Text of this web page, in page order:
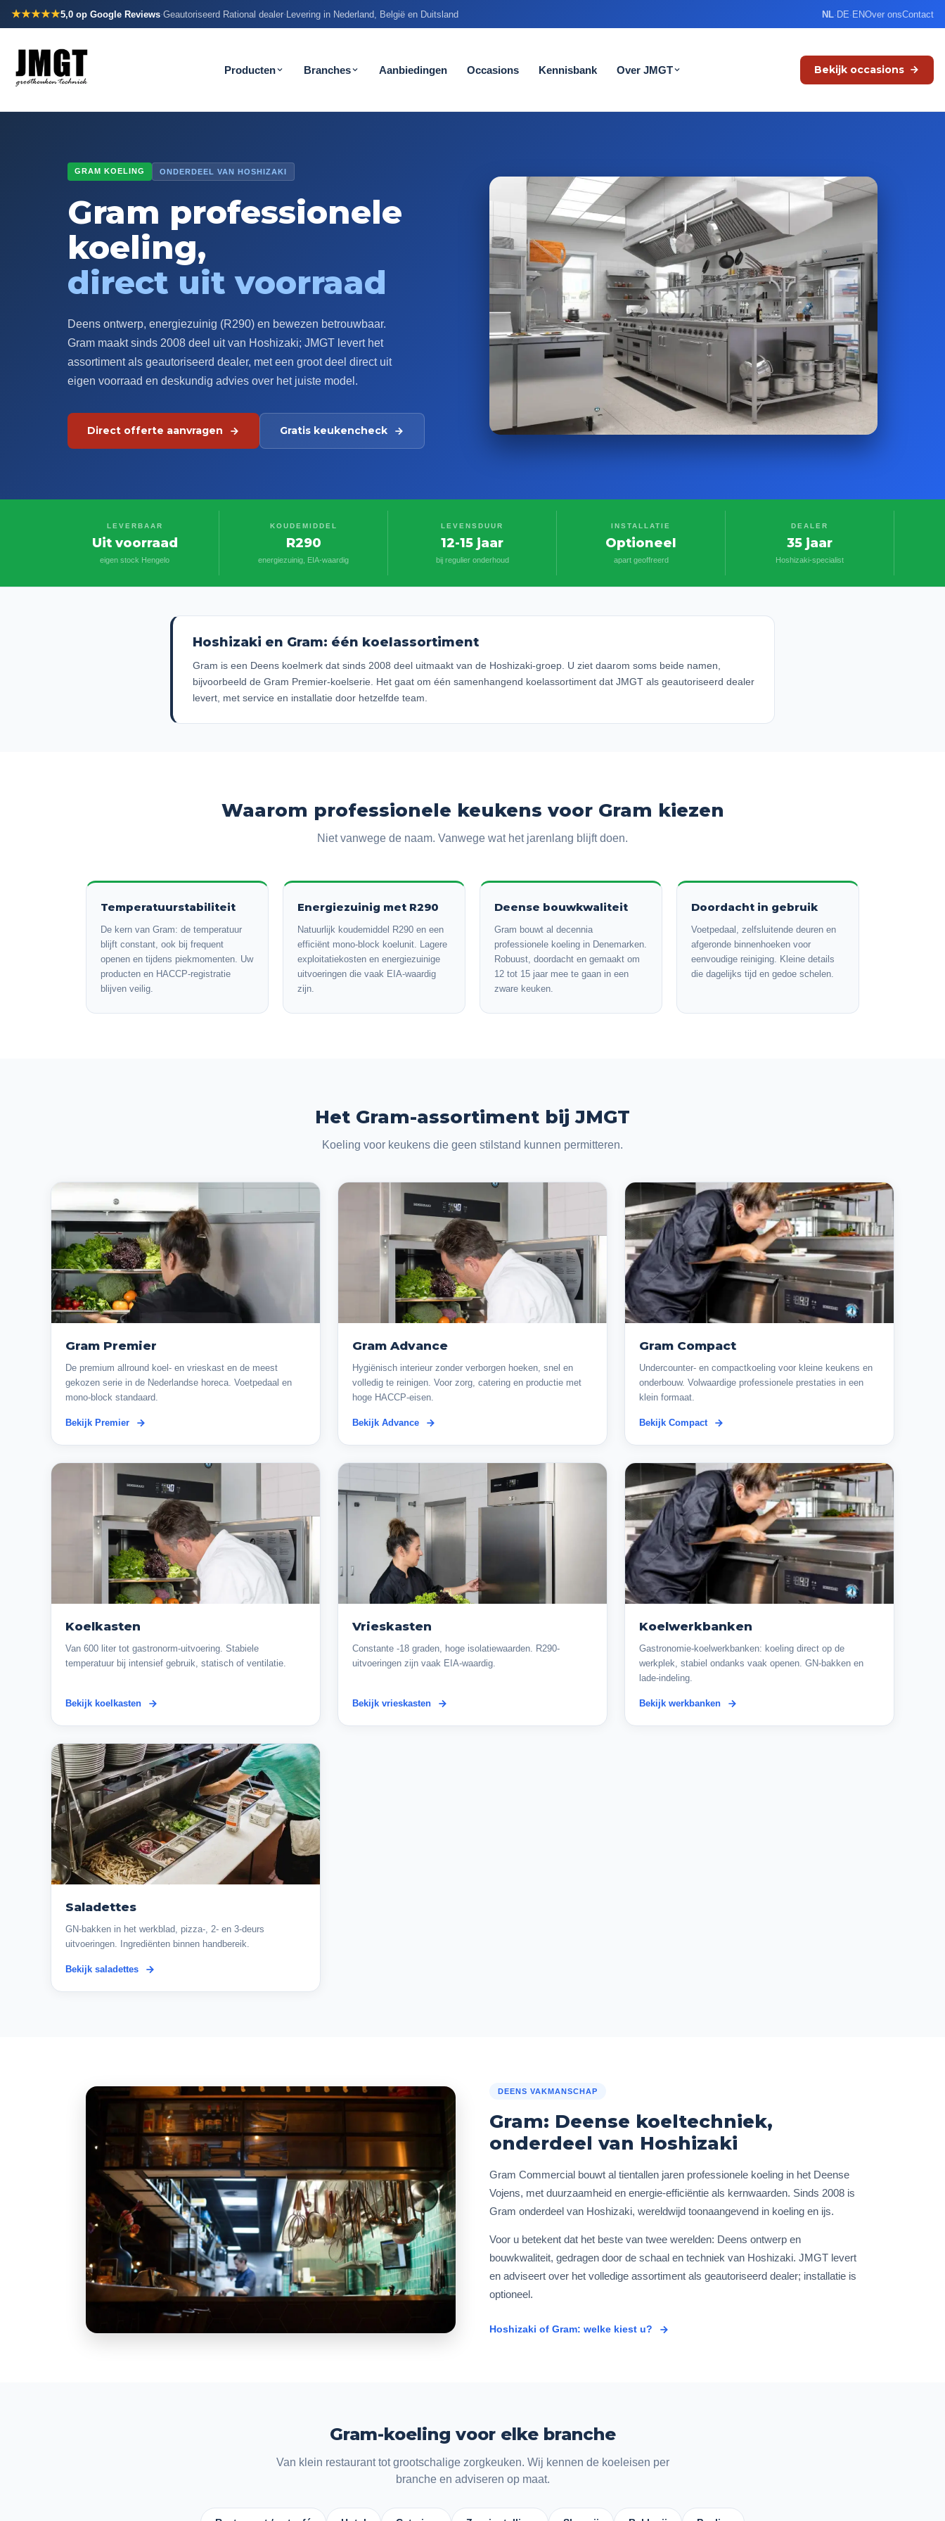
★★★★★5,0 op Google Reviews·Geautoriseerd Rational dealer·Levering in Nederland, België en Duitsland NL·DE·ENOver onsContact
Producten Branches Aanbiedingen Occasions Kennisbank Over JMGT Bekijk occasions
GRAM KOELING ONDERDEEL VAN HOSHIZAKI
Gram professionele
koeling,
direct uit voorraad
Deens ontwerp, energiezuinig (R290) en bewezen betrouwbaar.
Gram maakt sinds 2008 deel uit van Hoshizaki; JMGT levert het
assortiment als geautoriseerd dealer, met een groot deel direct uit
eigen voorraad en deskundig advies over het juiste model.
Direct offerte aanvragen Gratis keukencheck
LEVERBAAR
Uit voorraad
eigen stock Hengelo
KOUDEMIDDEL
R290
energiezuinig, EIA-waardig
LEVENSDUUR
12-15 jaar
bij regulier onderhoud
INSTALLATIE
Optioneel
apart geoffreerd
DEALER
35 jaar
Hoshizaki-specialist
Hoshizaki en Gram: één koelassortiment
Gram is een Deens koelmerk dat sinds 2008 deel uitmaakt van de Hoshizaki-groep. U ziet daarom soms beide namen,
bijvoorbeeld de Gram Premier-koelserie. Het gaat om één samenhangend koelassortiment dat JMGT als geautoriseerd dealer
levert, met service en installatie door hetzelfde team.
Waarom professionele keukens voor Gram kiezen
Niet vanwege de naam. Vanwege wat het jarenlang blijft doen.
Temperatuurstabiliteit
De kern van Gram: de temperatuur
blijft constant, ook bij frequent
openen en tijdens piekmomenten. Uw
producten en HACCP-registratie
blijven veilig.
Energiezuinig met R290
Natuurlijk koudemiddel R290 en een
efficiënt mono-block koelunit. Lagere
exploitatiekosten en energiezuinige
uitvoeringen die vaak EIA-waardig
zijn.
Deense bouwkwaliteit
Gram bouwt al decennia
professionele koeling in Denemarken.
Robuust, doordacht en gemaakt om
12 tot 15 jaar mee te gaan in een
zware keuken.
Doordacht in gebruik
Voetpedaal, zelfsluitende deuren en
afgeronde binnenhoeken voor
eenvoudige reiniging. Kleine details
die dagelijks tijd en gedoe schelen.
Het Gram-assortiment bij JMGT
Koeling voor keukens die geen stilstand kunnen permitteren.
Gram Premier
De premium allround koel- en vrieskast en de meest
gekozen serie in de Nederlandse horeca. Voetpedaal en
mono-block standaard.
Bekijk Premier
Gram Advance
Hygiënisch interieur zonder verborgen hoeken, snel en
volledig te reinigen. Voor zorg, catering en productie met
hoge HACCP-eisen.
Bekijk Advance
Gram Compact
Undercounter- en compactkoeling voor kleine keukens en
onderbouw. Volwaardige professionele prestaties in een
klein formaat.
Bekijk Compact
Koelkasten
Van 600 liter tot gastronorm-uitvoering. Stabiele
temperatuur bij intensief gebruik, statisch of ventilatie.
Bekijk koelkasten
Vrieskasten
Constante -18 graden, hoge isolatiewaarden. R290-
uitvoeringen zijn vaak EIA-waardig.
Bekijk vrieskasten
Koelwerkbanken
Gastronomie-koelwerkbanken: koeling direct op de
werkplek, stabiel ondanks vaak openen. GN-bakken en
lade-indeling.
Bekijk werkbanken
Saladettes
GN-bakken in het werkblad, pizza-, 2- en 3-deurs
uitvoeringen. Ingrediënten binnen handbereik.
Bekijk saladettes
DEENS VAKMANSCHAP
Gram: Deense koeltechniek,
onderdeel van Hoshizaki
Gram Commercial bouwt al tientallen jaren professionele koeling in het Deense
Vojens, met duurzaamheid en energie-efficiëntie als kernwaarden. Sinds 2008 is
Gram onderdeel van Hoshizaki, wereldwijd toonaangevend in koeling en ijs.
Voor u betekent dat het beste van twee werelden: Deens ontwerp en
bouwkwaliteit, gedragen door de schaal en techniek van Hoshizaki. JMGT levert
en adviseert over het volledige assortiment als geautoriseerd dealer; installatie is
optioneel.
Hoshizaki of Gram: welke kiest u?
Gram-koeling voor elke branche
Van klein restaurant tot grootschalige zorgkeuken. Wij kennen de koeleisen per
branche en adviseren op maat.